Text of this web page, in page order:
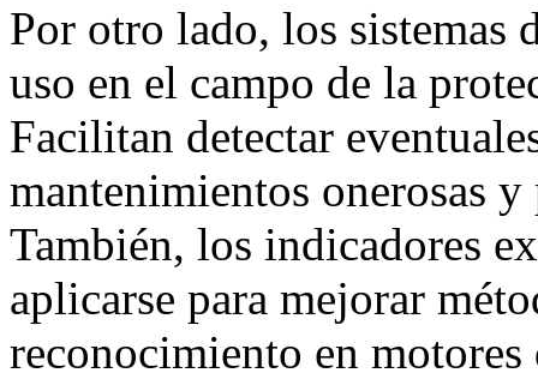
Por otro lado, los sistemas
uso en el campo de la
Facilitan detectar
mantenimientos onerosas
También, los indicadores
aplicarse para mejorar
reconocimiento en motores